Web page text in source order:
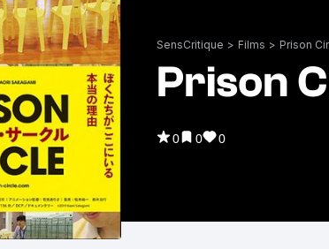
SensCritique > Films > Prison
Prison
0 0 0